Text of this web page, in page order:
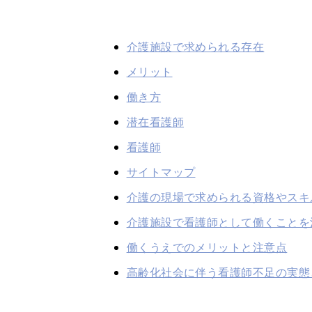
介護施設で求められる存在
メリット
働き方
潜在看護師
看護師
サイトマップ
介護の現場で求められる資格やス
介護施設で看護師として働くこと
働くうえでのメリットと注意点
高齢化社会に伴う看護師不足の実